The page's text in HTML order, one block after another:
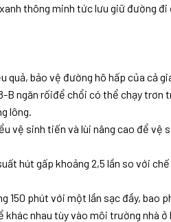
thông minh tức lưu giữ đường
bảo vệ đường hô hấp của cả
B ngăn rốiđể chổi có thể chạy trơn
lông.
vệ sinh tiến và lùi nâng cao để vệ
hút gấp khoảng 2,5 lần so với
150 phút với một lần sạc đầy, bao
nhau tùy vào môi trường nhà ở